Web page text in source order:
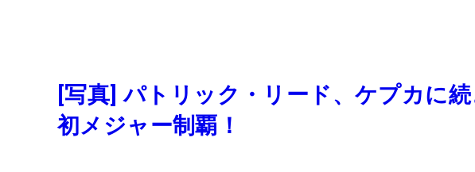
[写真] パトリック・リード、ケプカに
初メジャー制覇！